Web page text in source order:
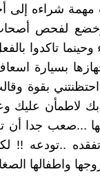
مهمة شراءه إلى
لفحص
وحينما تاكدوا
بسيارة
بقوة
لاطمأن عليك
...صعب جدا أن
..تودعه !!
واطفالها